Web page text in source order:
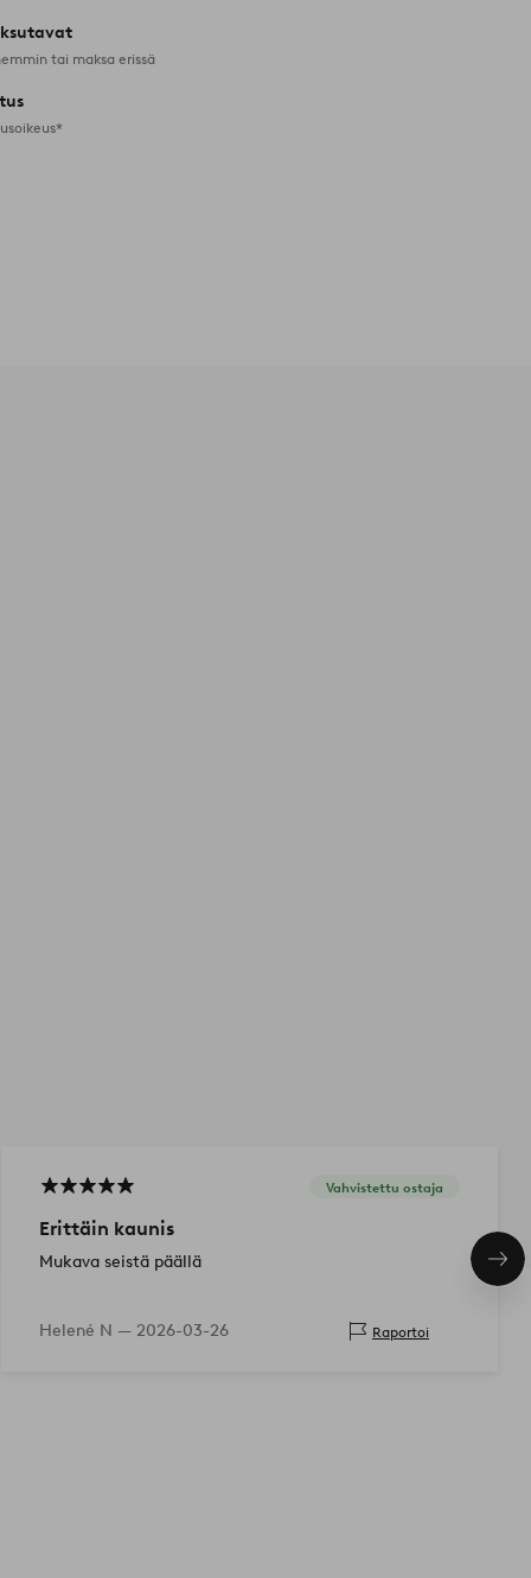
tai maksa erissä
Vahvistettu ostaja
Erittäin kaunis
Mukava seistä päällä
Helené N — 2026-03-26 Raportoi